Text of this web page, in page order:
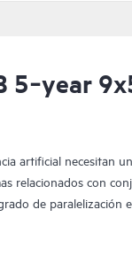
5‑year
artificial necesitan
relacionados con
de paralelización